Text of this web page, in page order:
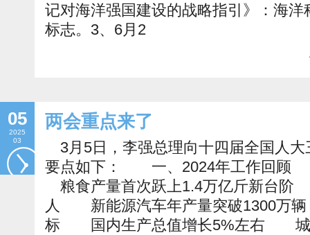
记对海洋强国建设的战略指引》：海
标志。3、6月2
05
2025
03
两会重点来了
3月5日，李强总理向十四届全国人大
要点如下： 一、2024年工作回
粮食产量首次跃上1.4万亿斤新台
人 新能源汽车年产量突破1300万
标 国内生产总值增长5%左右 城